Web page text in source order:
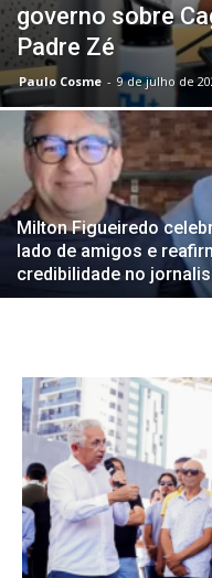
governo sobre
Padre Zé
Paulo Cosme - 9 de julho de
Milton Figueiredo
lado de amigos e
credibilidade no